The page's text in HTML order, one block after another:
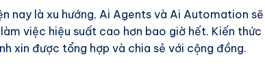
nay là xu hướng, Ai Agents và Ai Automation sẽ
việc hiệu suất cao hơn bao giờ hết. Kiến thức
xin được tổng hợp và chia sẻ với cộng đồng.